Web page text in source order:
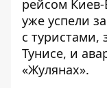
рейсом Киев-
уже успели
с туристами,
Тунисе, и
«Жулянах».